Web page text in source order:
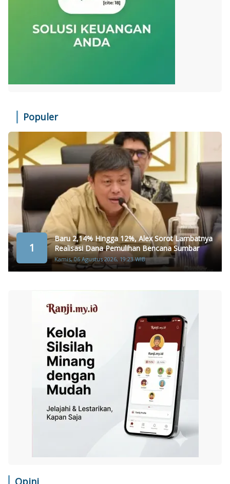
Populer
1
Baru 2,14% Hingga 12%, Alex Sorot Lambatnya
Realisasi Dana Pemulihan Bencana Sumbar
Kamis, 06 Agustus 2026, 19:23 WIB
Opini